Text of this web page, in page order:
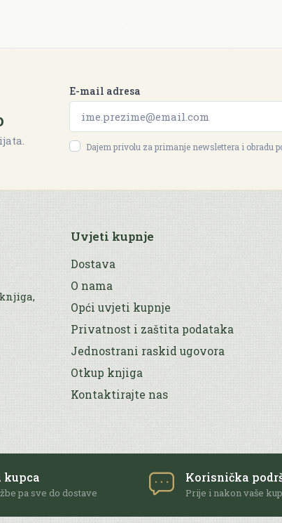
E-mail adresa
Dajem privolu za primanje newslettera i obradu
Uvjeti kupnje
Dostava
O nama
Opći uvjeti kupnje
Privatnost i zaštita podataka
Jednostrani raskid ugovora
Otkup knjiga
Kontaktirajte nas
kupca
pa sve do dostave
Korisnička
Prije i nakon vaše